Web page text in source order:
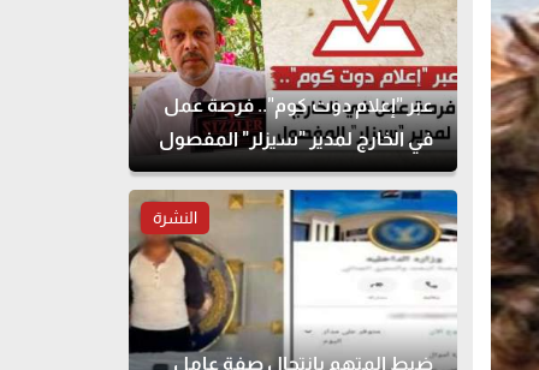
عبر "إعلام دوت كوم".. فرصة عمل
في الخارج لمدير "سيزلر" المفصول
النشرة
ضبط المتهم بانتحال صفة عامل